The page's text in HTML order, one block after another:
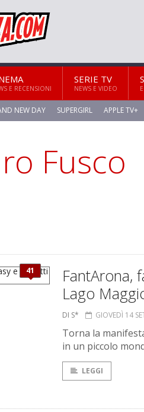
E RECENSIONI
SERIE TV
NEWS E VIDEO
NEW DAY SUPERGIRL APPLE TV+
Fusco
41
FantArona,
Lago
DI S* GIOVEDÌ 14
Torna la
in un piccolo
LEGGI